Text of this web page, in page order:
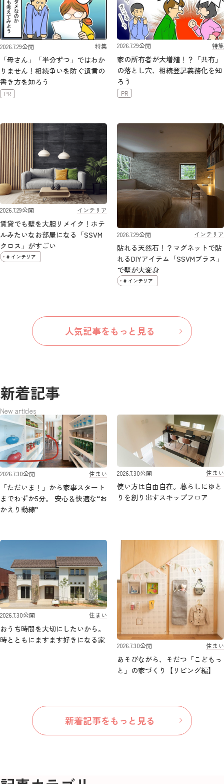
2026.7.29公開 特集
「母さん」「半分ずつ」ではわか
りません！相続争いを防ぐ遺言の
書き方を知ろう
PR
2026.7.29公開 特集
家の所有者が大増殖！？「共有」
の落とし穴、相続登記義務化を知
ろう
PR
2026.7.29公開 インテリア
賃貸でも壁を大胆リメイク！ホテ
ルみたいなお部屋になる「SSVM
クロス」がすごい
# インテリア
2026.7.29公開 インテリア
貼れる天然石！？マグネットで貼
れるDIYアイテム「SSVMプラス」
で壁が大変身
# インテリア
人気記事をもっと見る
新着記事
New articles
2026.7.30公開 住まい
「ただいま！」から家事スタート
までわずか5分。 安心＆快適な“お
かえり動線”
2026.7.30公開 住まい
使い方は自由自在。暮らしにゆと
りを創り出すスキップフロア
2026.7.30公開 住まい
おうち時間を大切にしたいから。
時とともにますます好きになる家
2026.7.30公開 住まい
あそびながら、そだつ「こどもっ
と」の家づくり【リビング編】
新着記事をもっと見る